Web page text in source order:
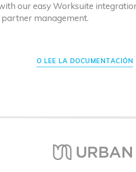
our easy Worksuite
management.
O LEE LA DOCUMENTACIÓN